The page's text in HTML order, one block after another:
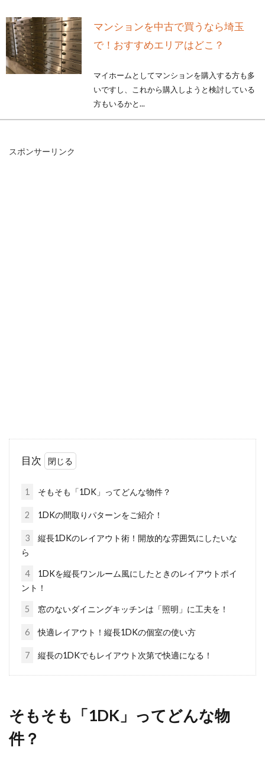
マンションを中古で買うなら埼玉
で！おすすめエリアはどこ？
マイホームとしてマンションを購入する方も多
いですし、これから購入しようと検討している
方もいるかと...
家の魅力とともにご紹介！
が一への備え方・考え方
自然災害が多い国・日本ですが、特に大規模な
ています。...
スポンサーリンク
目次
1 そもそも「1DK」ってどんな物件？
2 1DKの間取りパターンをご紹介！
3
縦長1DKのレイアウト術！開放的な雰囲気にしたいな
ら
4
1DKを縦長ワンルーム風にしたときのレイアウトポイ
ント！
5 窓のないダイニングキッチンは「照明」に工夫を！
6 快適レイアウト！縦長1DKの個室の使い方
7 縦長の1DKでもレイアウト次第で快適になる！
そもそも「1DK」ってどんな物
件？